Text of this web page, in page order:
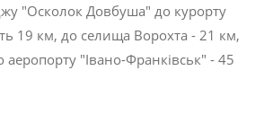
"Осколок Довбуша" до курорту
19 км, до селища Ворохта - 21 км,
"Івано-Франківськ" - 45